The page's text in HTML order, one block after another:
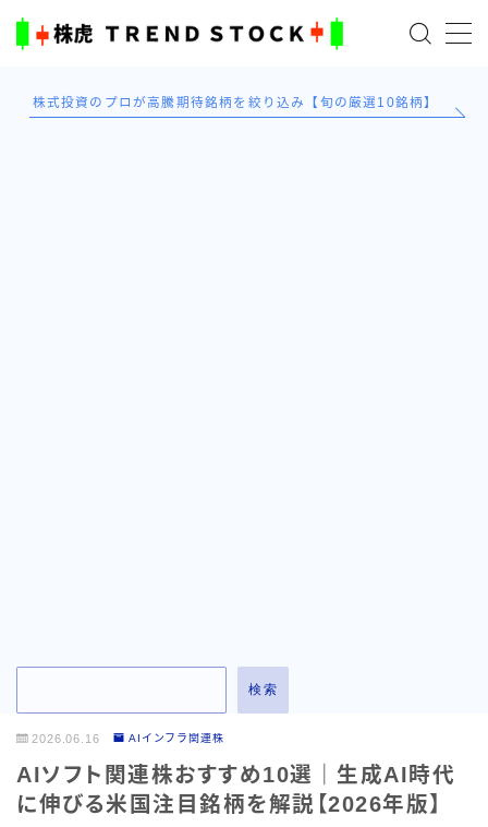
株式投資のプロが高騰期待銘柄を絞り込み【旬の厳選10銘柄】
検索
2026.06.16 AIインフラ関連株
AIソフト関連株おすすめ10選｜生成AI時代
に伸びる米国注目銘柄を解説【2026年版】